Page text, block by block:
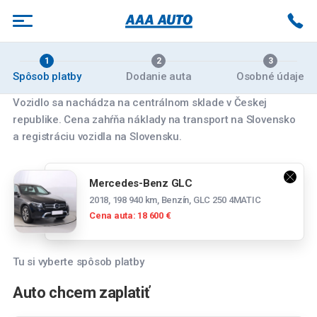
1
Spôsob platby
2
Dodanie auta
3
Osobné údaje
Vozidlo sa nachádza na centrálnom sklade v Českej
republike. Cena zahŕňa náklady na transport na Slovensko
a registráciu vozidla na Slovensku.
Mercedes-Benz GLC
2018, 198 940 km, Benzín, GLC 250 4MATIC
Cena auta: 18 600 €
Tu si vyberte spôsob platby
Auto chcem zaplatiť
Spočítajte si mesačnú splátku
Mesačná splátka
Vyberte pobočku
Banská Bystrica
Zvolenská cesta 14084/179, 974 05 Banská
Bystrica
Bratislava
Tesco stores SR a.s., Cesta na Senec 2, 821